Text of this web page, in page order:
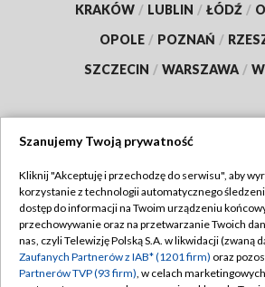
KRAKÓW / LUBLIN / ŁÓDŹ /
OPOLE / POZNAŃ /
SZCZECIN / WARSZAWA /
TVP
Abonament TVP
Emisja w TVP
Centrum informacji TVP
Regulamin TVP
Polityka
Szanujemy Twoją prywatność
Kliknij "Akceptuję i przechodzę do serwisu", aby
korzystanie z technologii automatycznego
dostęp do informacji na Twoim urządzeniu
przechowywanie oraz na przetwarzanie Twoich
nas, czyli Telewizję Polską S.A. w likwidacji (zwaną
Zaufanych Partnerów z IAB* (1201 firm) oraz
Partnerów TVP (93 firm), w celach